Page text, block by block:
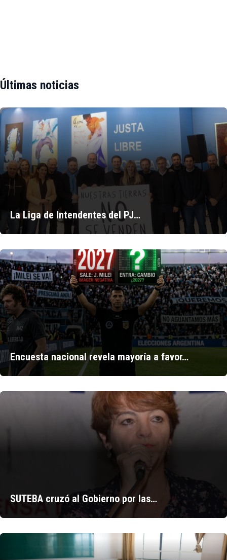
Últimas noticias
La Liga de Intendentes del PJ…
Encuesta nacional revela mayoría a favor…
SUTEBA cruzó al Gobierno por las…